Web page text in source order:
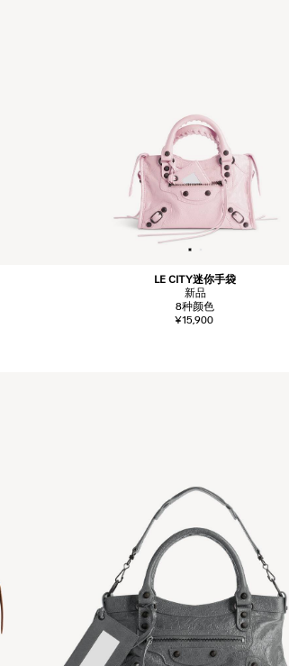
LE CITY迷你手袋
新品
8种颜色
¥15,900